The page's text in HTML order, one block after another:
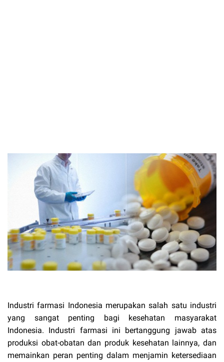
Industri farmasi Indonesia merupakan salah satu industri
yang sangat penting bagi kesehatan masyarakat
Indonesia. Industri farmasi ini bertanggung jawab atas
produksi obat-obatan dan produk kesehatan lainnya, dan
memainkan peran penting dalam menjamin ketersediaan